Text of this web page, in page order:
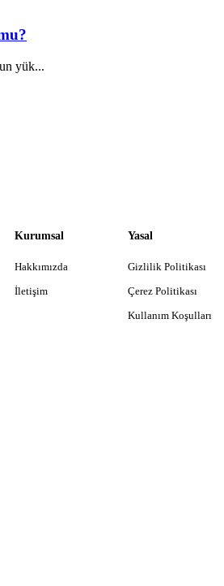
yük...
Kurumsal
Hakkımızda
İletişim
Yasal
Gizlilik Politikası
Çerez Politikası
Kullanım Koşulları